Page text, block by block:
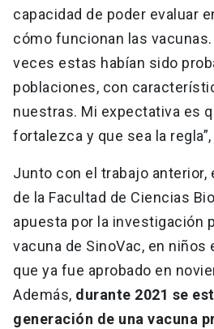
capacidad de poder evaluar
cómo funcionan las vacunas.
veces estas habían sido
poblaciones, con
nuestras. Mi expectativa es
fortalezca y que sea la regla”,
Junto con el trabajo
de la Facultad de Ciencias
apuesta por la investigación
vacuna de SinoVac, en niños
que ya fue aprobado en
Además, durante 2021 se
generación de una vacuna